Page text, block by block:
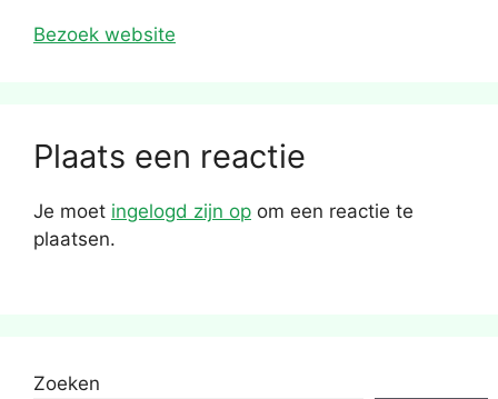
Bezoek website
Plaats een reactie
Je moet ingelogd zijn op om een reactie te
plaatsen.
Zoeken